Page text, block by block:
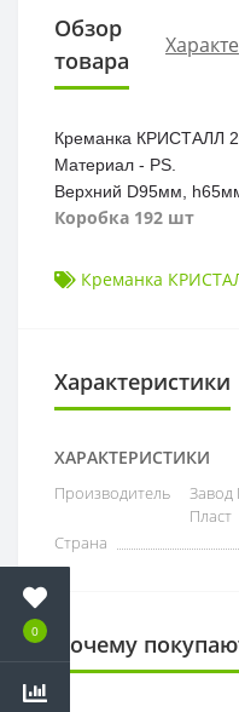
0
Обзор
товара
Креманка КРИСТАЛЛ
Материал - PS.
Верхний D95мм,
Коробка 192 шт
Креманка
Характеристики
ХАРАКТЕРИСТИКИ
Производитель
Завод
Пласт
Страна
Почему